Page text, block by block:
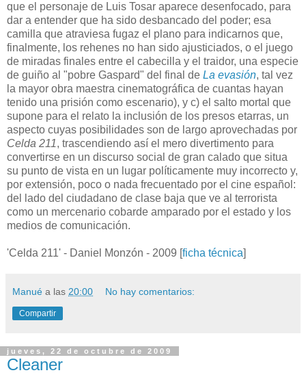
que el personaje de Luis Tosar aparece desenfocado, para
dar a entender que ha sido desbancado del poder; esa
camilla que atraviesa fugaz el plano para indicarnos que,
finalmente, los rehenes no han sido ajusticiados, o el juego
de miradas finales entre el cabecilla y el traidor, una especie
de guiño al "pobre Gaspard" del final de La evasión, tal vez
la mayor obra maestra cinematográfica de cuantas hayan
tenido una prisión como escenario), y c) el salto mortal que
supone para el relato la inclusión de los presos etarras, un
aspecto cuyas posibilidades son de largo aprovechadas por
Celda 211, trascendiendo así el mero divertimento para
convertirse en un discurso social de gran calado que situa
su punto de vista en un lugar políticamente muy incorrecto y,
por extensión, poco o nada frecuentado por el cine español:
del lado del ciudadano de clase baja que ve al terrorista
como un mercenario cobarde amparado por el estado y los
medios de comunicación.
'Celda 211' - Daniel Monzón - 2009 [ficha técnica]
Manué a las 20:00 No hay comentarios:
Compartir
jueves, 22 de octubre de 2009
Cleaner